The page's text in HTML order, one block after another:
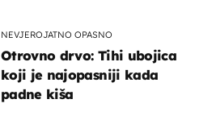
NEVJEROJATNO OPASNO
Otrovno drvo: Tihi ubojica
koji je najopasniji kada
padne kiša